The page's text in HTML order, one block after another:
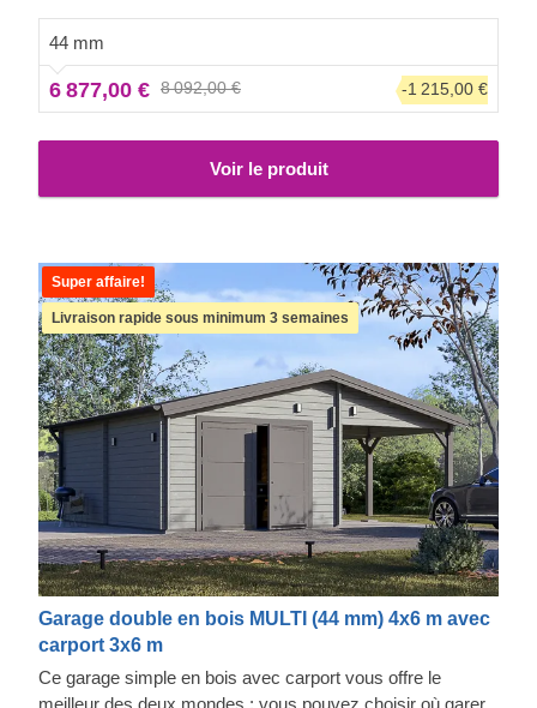
! Avec MULTI, vous pouvez vraiment tout faire, qu'il
s'agisse d'acheter une voiture supplémentaire, d'aménager
un salon à l'ancienne dans votre garage, ou d'installer des
étagères avec vos romans préférés.
44 mm
6 877,00 € 8 092,00 € -1 215,00 €
Voir le produit
Super affaire!
Livraison rapide sous minimum 3 semaines
Garage double en bois MULTI (44 mm) 4x6 m avec
carport 3x6 m
Ce garage simple en bois avec carport vous offre le